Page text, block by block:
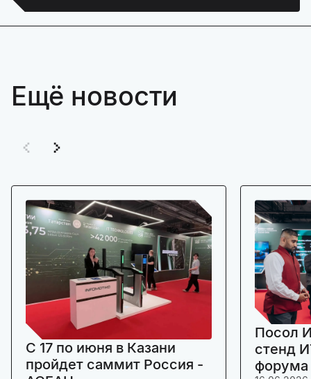
Ещё новости
C 17 по июня в Казани
пройдет саммит Россия -
Посол
стенд